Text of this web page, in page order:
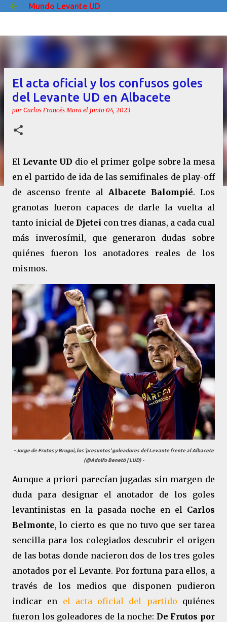
Ir al contenido principal
Mundo Levante UD
El acta oficial y los confusos goles
del Levante UD en Albacete
por Carlos Francés Mora el junio 04, 2023
El Levante UD dio el primer golpe sobre la mesa
en el partido de ida de las semifinales de play-off
de ascenso frente al Albacete Balompié. Los
granotas fueron capaces de darle la vuelta al
tanto inicial de Djetei con tres dianas, a cada cual
más inverosímil, que generaron dudas sobre
quiénes fueron los anotadores reales de los
mismos.
- Jorge de Frutos y Brugui, los 'presuntos' goleadores del Levante frente al Albacete
(@Adolfo Benetó | LUD) -
Aunque a priori parecían jugadas sin margen de
duda para designar el anotador de los goles
levantinistas en la pasada noche en el Carlos
Belmonte, lo cierto es que no tuvo que ser tarea
sencilla para los colegiados descubrir el origen
de las botas donde nacieron dos de los tres goles
anotados por el Levante. Por fortuna para ellos, a
través de los medios que disponen pudieron
indicar en el acta oficial del partido quiénes
fueron los goleadores de la noche: De Frutos por